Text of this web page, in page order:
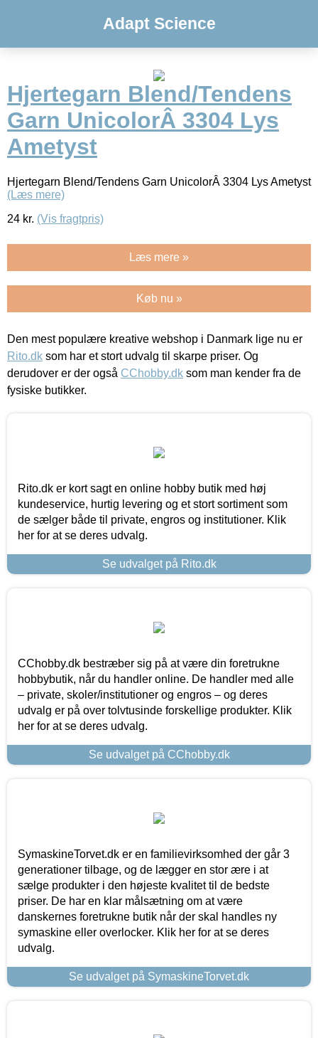
Adapt Science
Hjertegarn Blend/Tendens
Garn UnicolorÂ 3304 Lys
Ametyst
Hjertegarn Blend/Tendens Garn UnicolorÂ 3304 Lys Ametyst
(Læs mere)
24 kr. (Vis fragtpris)
Læs mere »
Køb nu »
Den mest populære kreative webshop i Danmark lige nu er
Rito.dk som har et stort udvalg til skarpe priser. Og
derudover er der også CChobby.dk som man kender fra de
fysiske butikker.
Rito.dk er kort sagt en online hobby butik med høj
kundeservice, hurtig levering og et stort sortiment som
de sælger både til private, engros og institutioner. Klik
her for at se deres udvalg.
Se udvalget på Rito.dk
CChobby.dk bestræber sig på at være din foretrukne
hobbybutik, når du handler online. De handler med alle
– private, skoler/institutioner og engros – og deres
udvalg er på over tolvtusinde forskellige produkter. Klik
her for at se deres udvalg.
Se udvalget på CChobby.dk
SymaskineTorvet.dk er en familievirksomhed der går 3
generationer tilbage, og de lægger en stor ære i at
sælge produkter i den højeste kvalitet til de bedste
priser. De har en klar målsætning om at være
danskernes foretrukne butik når der skal handles ny
symaskine eller overlocker. Klik her for at se deres
udvalg.
Se udvalget på SymaskineTorvet.dk